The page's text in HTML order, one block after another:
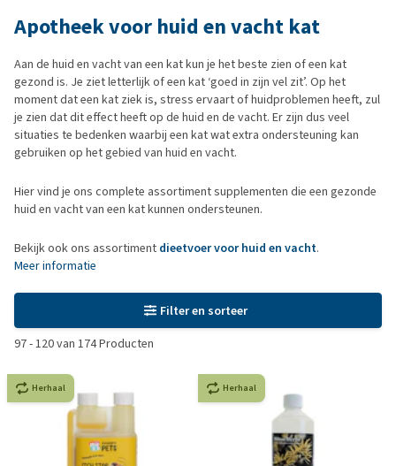
Apotheek voor huid en vacht kat
Aan de huid en vacht van een kat kun je het beste zien of een kat
gezond is. Je ziet letterlijk of een kat ‘goed in zijn vel zit’. Op het
moment dat een kat ziek is, stress ervaart of huidproblemen heeft, zul
je zien dat dit effect heeft op de huid en de vacht. Er zijn dus veel
situaties te bedenken waarbij een kat wat extra ondersteuning kan
gebruiken op het gebied van huid en vacht.
Hier vind je ons complete assortiment supplementen die een gezonde
huid en vacht van een kat kunnen ondersteunen.
Bekijk ook ons assortiment dieetvoer voor huid en vacht.
Meer informatie
Filter en sorteer
97-120van 174Producten
Herhaal Herhaal